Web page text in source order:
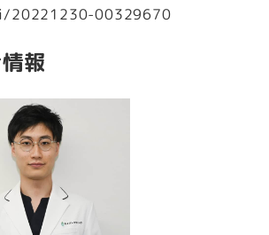
20221230-00329670
報